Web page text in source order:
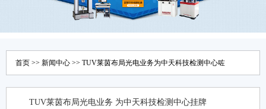
首页 >> 新闻中心 >> TUV莱茵布局光电业务为中天科技检测中心咗
TUV莱茵布局光电业务 为中天科技检测中心挂牌